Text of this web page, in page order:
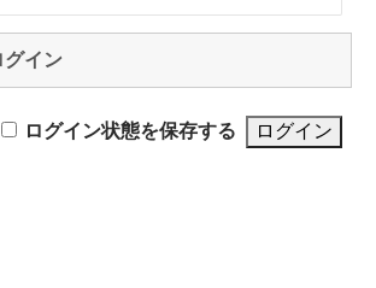
グイン
ログイン状態を保存する